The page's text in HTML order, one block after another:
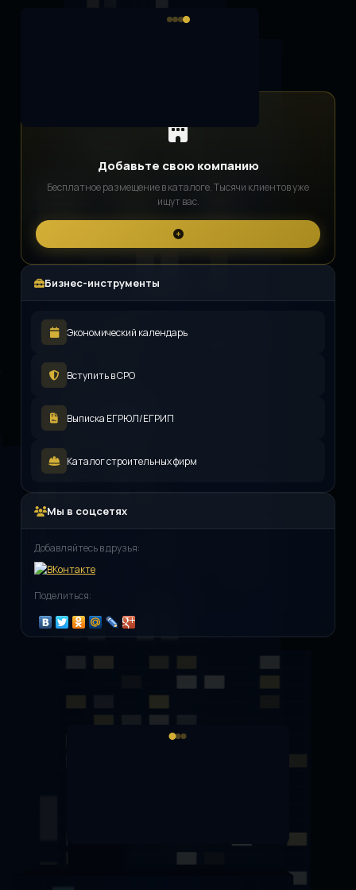
Добавьте свою компанию
Бесплатное размещение в каталоге. Тысячи клиентов уже
ищут вас.
Бизнес-инструменты
Экономический календарь
Вступить в СРО
Выписка ЕГРЮЛ/ЕГРИП
Каталог строительных фирм
Мы в соцсетях
Добавляйтесь в друзья:
Поделиться: